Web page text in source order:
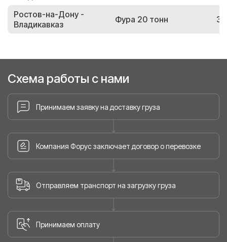
Ростов-на-Дону -
Владикавказ
Фура 20 тонн
Схема работы с нами
Принимаем заявку на доставку груза
Компания Форус заключает договор о перевозке
Отправляем транспорт на загрузку груза
Принимаем оплату